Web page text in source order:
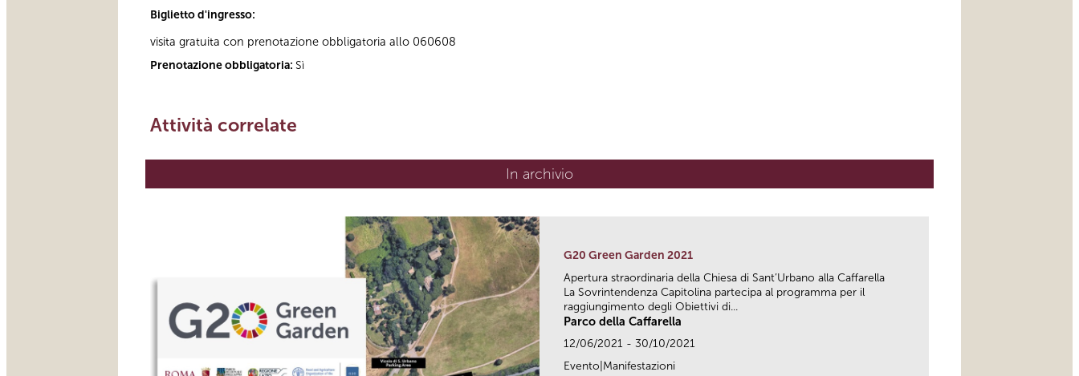
Biglietto d'ingresso:
visita gratuita con prenotazione obbligatoria allo 060608
Prenotazione obbligatoria: Sì
Attività correlate
In archivio
G20 Green Garden 2021
Apertura straordinaria della Chiesa di Sant’Urbano alla Caffarella
La Sovrintendenza Capitolina partecipa al programma per il
raggiungimento degli Obiettivi di...
Parco della Caffarella
12/06/2021 - 30/10/2021
Evento|Manifestazioni